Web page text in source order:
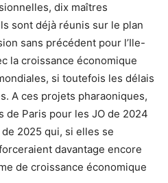
dix maîtres
sont déjà réunis sur le plan
sans précédent pour l’Ile-
la croissance économique
si toutefois les délais
A ces projets pharaoniques,
de Paris pour les JO de 2024
2025 qui, si elles se
davantage encore
de croissance économique